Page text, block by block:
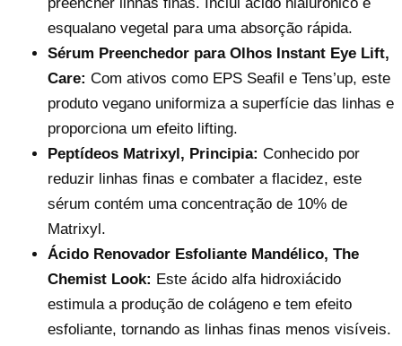
esqualano vegetal para uma absorção rápida.
Sérum Preenchedor para Olhos Instant Eye Lift,
Care: Com ativos como EPS Seafil e Tens’up, este
produto vegano uniformiza a superfície das linhas e
proporciona um efeito lifting.
Peptídeos Matrixyl, Principia: Conhecido por
reduzir linhas finas e combater a flacidez, este
sérum contém uma concentração de 10% de
Matrixyl.
Ácido Renovador Esfoliante Mandélico, The
Chemist Look: Este ácido alfa hidroxiácido
estimula a produção de colágeno e tem efeito
esfoliante, tornando as linhas finas menos visíveis.